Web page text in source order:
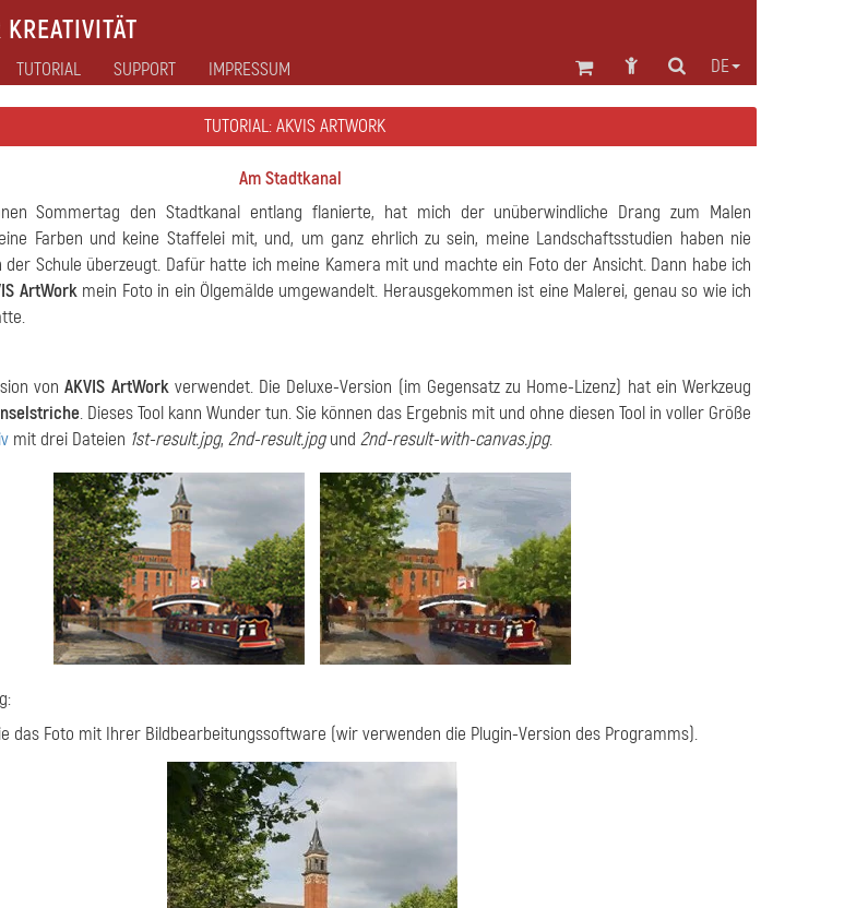
DE
TUTORIAL SUPPORT IMPRESSUM
TUTORIAL: AKVIS ARTWORK
Am Stadtkanal
Sommertag den Stadtkanal entlang flanierte, hat mich der unüberwindliche Drang zum Malen
Farben und keine Staffelei mit, und, um ganz ehrlich zu sein, meine Landschaftsstudien haben nie
der Schule überzeugt. Dafür hatte ich meine Kamera mit und machte ein Foto der Ansicht. Dann habe ich
ArtWorkmein Foto in ein Ölgemälde umgewandelt. Herausgekommen ist eine Malerei, genau so wie ich
vonAKVIS ArtWorkverwendet. Die Deluxe-Version (im Gegensatz zu Home-Lizenz) hat ein Werkzeug
. Dieses Tool kann Wunder tun. Sie können das Ergebnis mit und ohne diesen Tool in voller Größe
mit drei Dateien 1st-result.jpg, 2nd-result.jpgund 2nd-result-with-canvas.jpg.
das Foto mit Ihrer Bildbearbeitungssoftware (wir verwenden die Plugin-Version des Programms).